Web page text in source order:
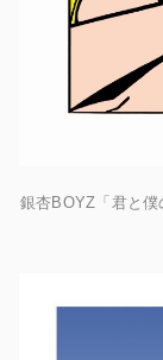
銀杏BOYZ「君と